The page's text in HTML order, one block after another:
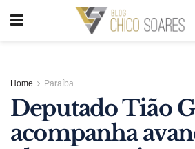
Home Paraíba
Deputado Tião
acompanha